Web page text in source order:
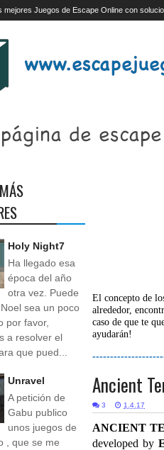
mejores Juegos de Escape Online con
El concepto de
alrededor,
caso de que te
ayudarán!
Ancient
3 1.4.17
ANCIENT
developed by
Holy Night7
Ha llegado esa
época del año
otra vez. Puede
sea un poco
por favor,
a resolver el
que pued...
Unravel
A petición de
Gabu publico
unos juegos de
, que se me